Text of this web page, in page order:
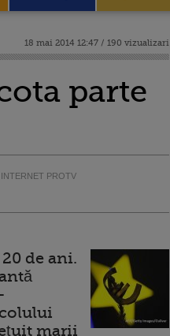
18 mai 2014 12:47 / 190 vizualizari
parte
PROTV
de ani.
marii